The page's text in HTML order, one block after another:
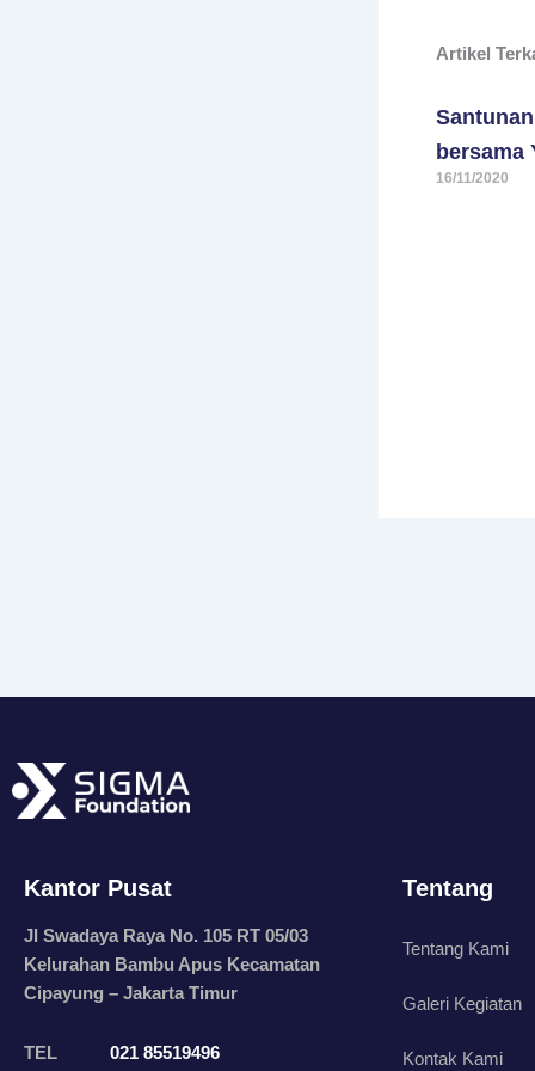
Artikel
bersama
16/11/2020
Kantor Pusat
Jl Swadaya Raya No. 105 RT 05/03
Kelurahan Bambu Apus Kecamatan
Cipayung – Jakarta Timur
TEL 021 85519496
Tentang
Tentang Kami
Galeri Kegiatan
Kontak Kami